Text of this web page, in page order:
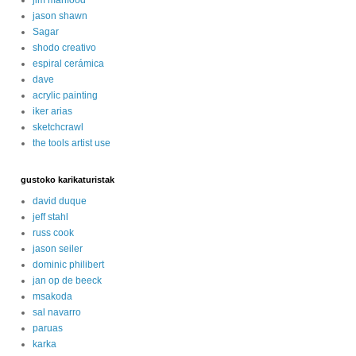
jason shawn
Sagar
shodo creativo
espiral cerámica
dave
acrylic painting
iker arias
sketchcrawl
the tools artist use
gustoko karikaturistak
david duque
jeff stahl
russ cook
jason seiler
dominic philibert
jan op de beeck
msakoda
sal navarro
paruas
karka